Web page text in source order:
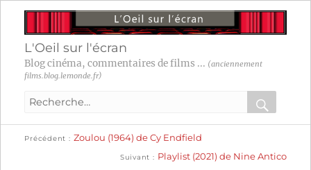
L'Oeil sur l'écran
Blog cinéma, commentaires de films ... (anciennement
films.blog.lemonde.fr)
Recherche
:
OK
Navigation
Précédent
précédente :
Zoulou (1964) de Cy Endfield
Suivant
suivante :
Playlist (2021) de Nine Antico